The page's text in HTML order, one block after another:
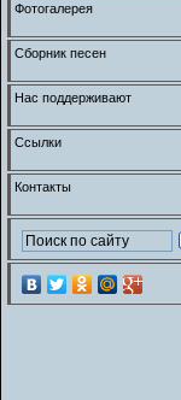
Фотогалерея
Сборник песен
Нас поддерживают
Ссылки
Контакты